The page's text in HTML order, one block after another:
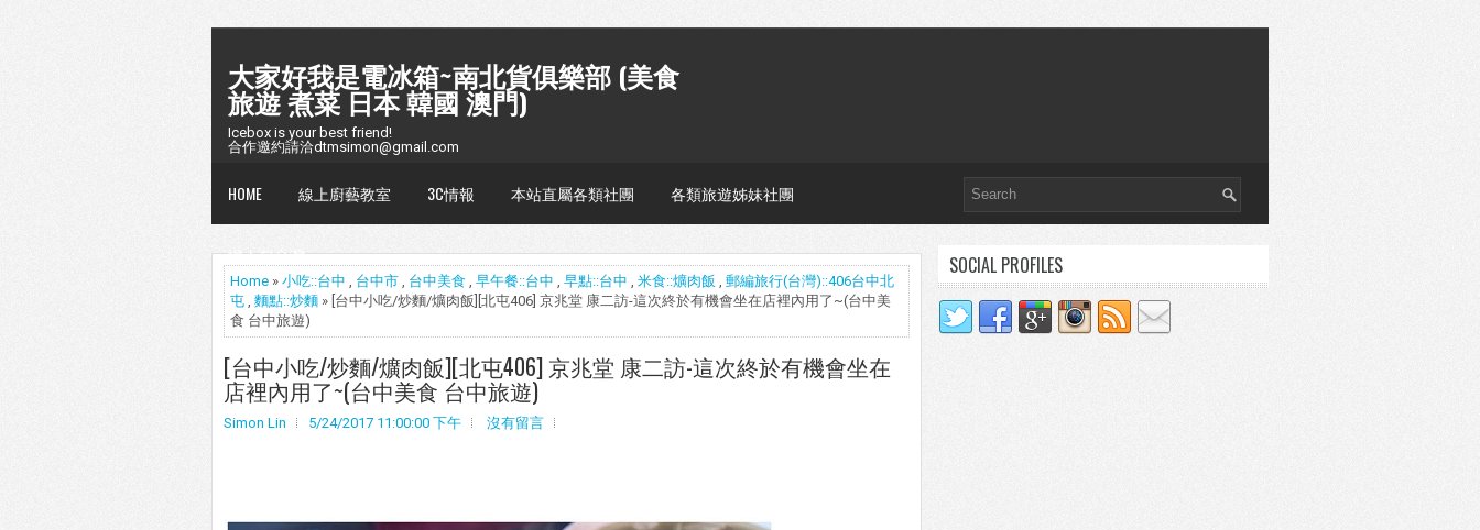
大家好我是電冰箱~南北貨俱樂部 (美食
旅遊 煮菜 日本 韓國 澳門)
Icebox is your best friend!
合作邀約請洽dtmsimon@gmail.com
HOME 線上廚藝教室 3C情報 本站直屬各類社團 各類旅遊姊妹社團
懶人包台灣
Home » 小吃::台中 , 台中市 , 台中美食 , 早午餐::台中 , 早點::台中 , 米食::爌肉飯 , 郵編旅行(台灣)::406台中北
屯 , 麵點::炒麵 » [台中小吃/炒麵/爌肉飯][北屯406] 京兆堂 康二訪-這次終於有機會坐在店裡內用了~(台中美
食 台中旅遊)
[台中小吃/炒麵/爌肉飯][北屯406] 京兆堂 康二訪-這次終於有機會坐在
店裡內用了~(台中美食 台中旅遊)
Simon Lin 5/24/2017 11:00:00 下午 沒有留言
SOCIAL PROFILES